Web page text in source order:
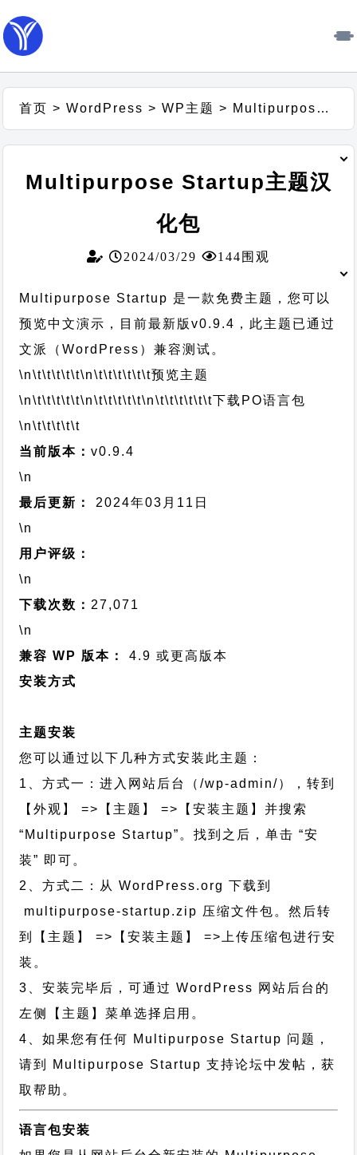
首页 >WordPress >WP主题 > Multipurpose Startup主题汉化包
Multipurpose Startup主题汉
化包
2024/03/29 144围观
Multipurpose Startup 是一款免费主题，您可以
预览中文演示，目前最新版v0.9.4，此主题已通过
文派（WordPress）兼容测试。
\n\t\t\t\t\t\n\t\t\t\t\t\t预览主题
\n\t\t\t\t\t\n\t\t\t\t\t\n\t\t\t\t\t\t下载PO语言包
\n\t\t\t\t\t
当前版本：v0.9.4
\n
最后更新：
2024年03月11日
\n
用户评级：
\n
下载次数： 27,071
\n
兼容 WP 版本：
4.9 或更高版本
安装方式
主题安装
您可以通过以下几种方式安装此主题：
1、方式一：进入网站后台（/wp-admin/），转到
【外观】 =>【主题】 =>【安装主题】并搜索
“Multipurpose Startup”。找到之后，单击 “安
装” 即可。
2、方式二：从 WordPress.org 下载到
multipurpose-startup.zip 压缩文件包。然后转
到【主题】 =>【安装主题】 =>上传压缩包进行安
装。
3、安装完毕后，可通过 WordPress 网站后台的
左侧【主题】菜单选择启用。
4、如果您有任何 Multipurpose Startup 问题，
请到 Multipurpose Startup 支持论坛中发帖，获
取帮助。
语言包安装